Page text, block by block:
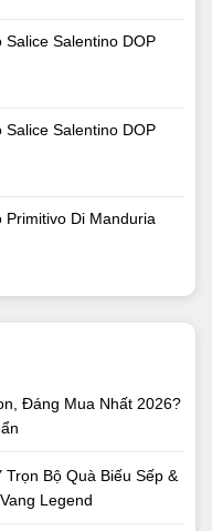
Salentino DOP
Salentino DOP
Di Manduria
Đáng Mua Nhất 2026?
Bộ Quà Biếu Sếp &
Legend